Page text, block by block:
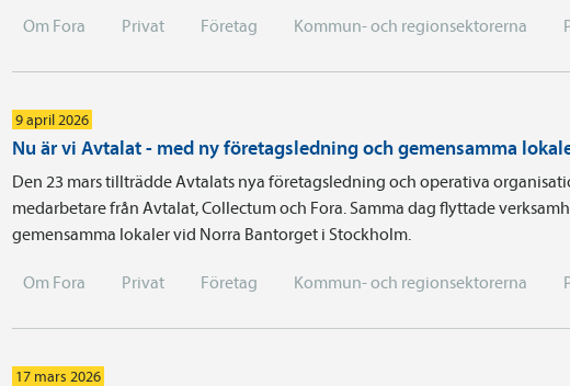
Om Fora Privat Företag Kommun- och regionsektorerna
9 april 2026
Nu är vi Avtalat - med ny företagsledning och gemensamma
Den 23 mars tillträdde Avtalats nya företagsledning och operativa
medarbetare från Avtalat, Collectum och Fora. Samma dag flyttade
gemensamma lokaler vid Norra Bantorget i Stockholm.
Om Fora Privat Företag Kommun- och regionsektorerna
17 mars 2026